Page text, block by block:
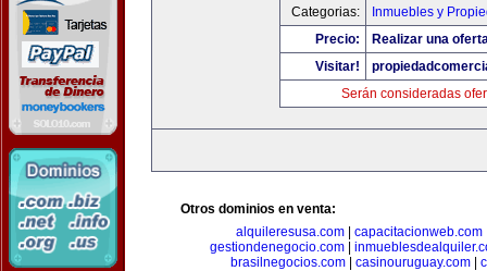
Categorias:
Inmuebles y
Precio:
Realizar una
Visitar!
Serán consideradas
Otros dominios en venta:
alquileresusa.com
capacitacionweb.com
gestiondenegocio.com|
brasilnegocios.com| casinouruguay.com|